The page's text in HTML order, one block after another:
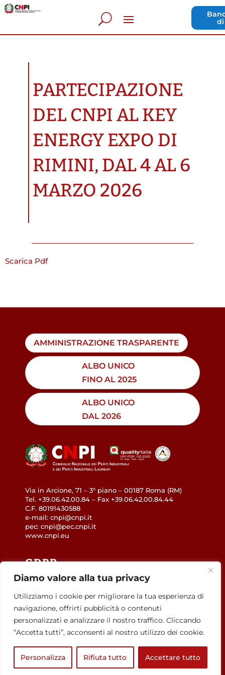
Diamo valore alla tua privacy
Utilizziamo i cookie per migliorare la tua esperienza di
navigazione, offrirti pubblicità o contenuti
personalizzati e analizzare il nostro traffico. Cliccando
“Accetta tutti”, acconsenti al nostro utilizzo dei cookie.
Personalizza Rifiuta tutto Accettare tutto
PARTECIPAZIONE
DEL CNPI AL KEY
ENERGY EXPO DI
RIMINI, DAL 4 AL 6
MARZO 2026
Scarica Pdf
AMMINISTRAZIONE TRASPARENTE
ALBO UNICO
FINO AL 2025
ALBO UNICO
DAL 2026
Via in Arcione, 71 – 3° piano – 00187 Roma (RM)
Tel. +39.06.42.00.84 – Fax +39.06.42.00.84.44
C.F. 80191430588
e-mail: cnpi@cnpi.it
pec: cnpi@pec.cnpi.it
www.cnpi.eu
GDPR
Privacy Policy
Cookie Policy
Accessibilità